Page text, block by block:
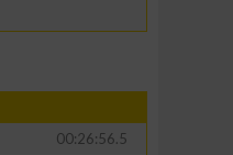
00:26:56.5